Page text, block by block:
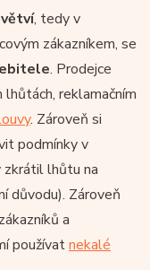
, tedy v
zákazníkem, se
. Prodejce
lhůtách, reklamačním
. Zároveň si
podmínky v
zkrátil lhůtu na
důvodu). Zároveň
a
používatnekalé